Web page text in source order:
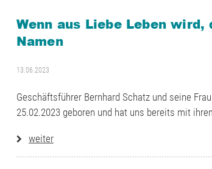
Wenn aus Liebe Leben
Namen
13.06.2023
Geschäftsführer Bernhard Schatz und seine
25.02.2023 geboren und hat uns bereits mit
weiter